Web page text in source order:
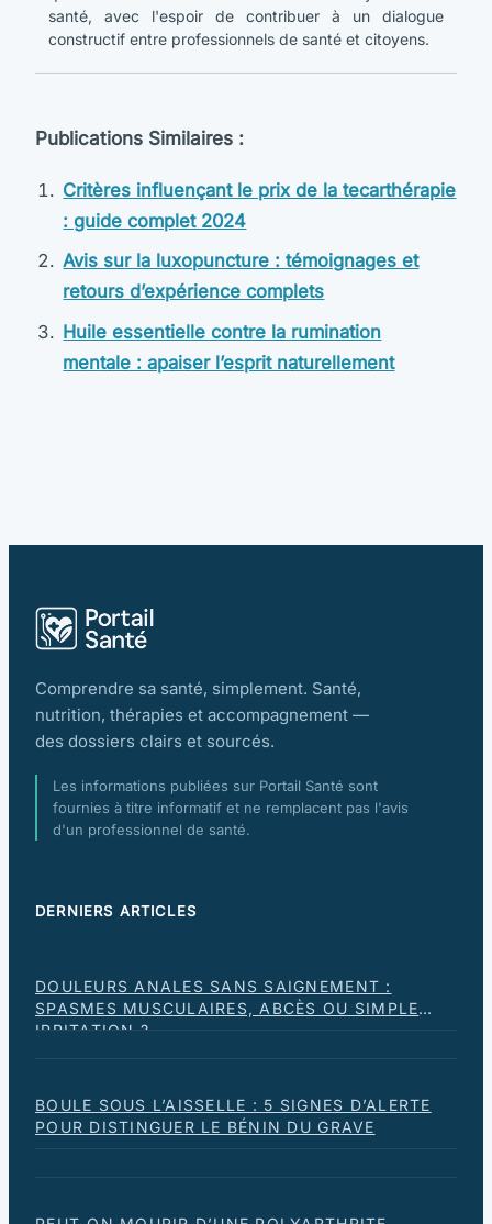
santé, avec l'espoir de contribuer à un dialogue
constructif entre professionnels de santé et citoyens.
Publications Similaires :
Critères influençant le prix de la tecarthérapie
: guide complet 2024
Avis sur la luxopuncture : témoignages et
retours d’expérience complets
Huile essentielle contre la rumination
mentale : apaiser l’esprit naturellement
Comprendre sa santé, simplement. Santé,
nutrition, thérapies et accompagnement —
des dossiers clairs et sourcés.
Les informations publiées sur Portail Santé sont
fournies à titre informatif et ne remplacent pas l'avis
d'un professionnel de santé.
DERNIERS ARTICLES
DOULEURS ANALES SANS SAIGNEMENT :
SPASMES MUSCULAIRES, ABCÈS OU SIMPLE
IRRITATION ?
BOULE SOUS L’AISSELLE : 5 SIGNES D’ALERTE
POUR DISTINGUER LE BÉNIN DU GRAVE